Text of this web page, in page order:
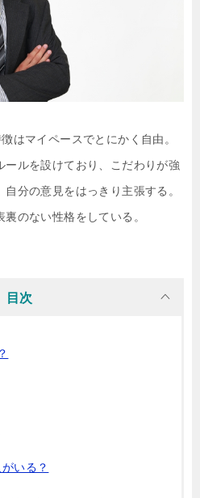
はマイペースでとにかく自由。
ルを設けており、こだわりが強
分の意見をはっきり主張する。
のない性格をしている。
目次
いる？